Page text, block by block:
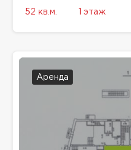
52 кв.м. 1 этаж
Аренда